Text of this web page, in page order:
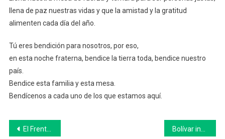
llena de paz nuestras vidas y que la amistad y la gratitud
alimenten cada día del año.
Tú eres bendición para nosotros, por eso,
en esta noche fraterna, bendice la tierra toda, bendice nuestro
país.
Bendice esta familia y esta mesa.
Bendícenos a cada uno de los que estamos aquí.
Navegación
El Frente de Todos nuevejuliense mantuvo una reunión con el Intendente Mariano barroso